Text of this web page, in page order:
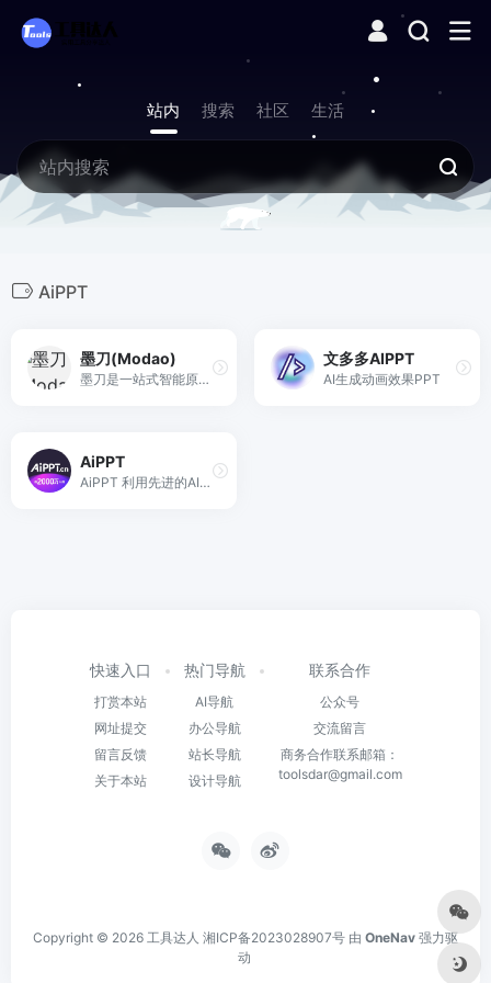
站内 搜索 社区 生活
AiPPT
墨刀(Modao)
墨刀是一站式智能原型设计与产研协作平台，从原型工具升级为覆盖“想法-设计-协作-交付”的产品研发中枢。集成AI原型生成、AIPPT、白板、流程图、思维导图与UI设计能力，支持Axure/Sketch/Figma文件导入，帮助产品、设计、研发团队在云端高效协作，注册即可免费试用。
文多多AIPPT
AI生成动画效果PPT
AiPPT
AiPPT 利用先进的AI技术,自动创建并优化PPT模版。AiPPT 的 AI 能为您生成适合的,高质量且独特的 PPT 模版。让你的演示更加专业和吸引人,做 PPT 就用 AiPPT
快速入口
打赏本站
网址提交
留言反馈
关于本站
热门导航
AI导航
办公导航
站长导航
设计导航
联系合作
公众号
交流留言
商务合作联系邮箱：
toolsdar@gmail.com
Copyright © 2026 工具达人 湘ICP备2023028907号 由 OneNav 强力驱
动